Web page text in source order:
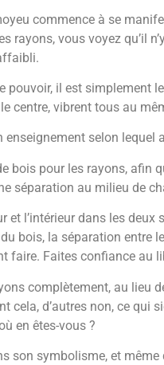
commence à se
rayons, vous voyez
pouvoir, il est simplement
centre, vibrent tous au
selon
pour les rayons, afin
séparation au milieu de
et l’intérieur dans les
bois, la séparation
faire. Faites confiance au
complètement, au lieu
cela, d’autres non, ce
en êtes-vous ?
son symbolisme, et